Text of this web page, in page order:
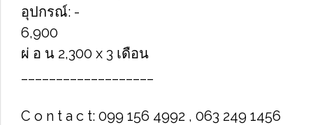
อุปกรณ์: -
6,900
ผ่ อ น 2,300 x 3 เดือน
C o n t a c t: 099 156 4992 , 063 249 1456